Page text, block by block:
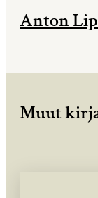
Anton
Muut